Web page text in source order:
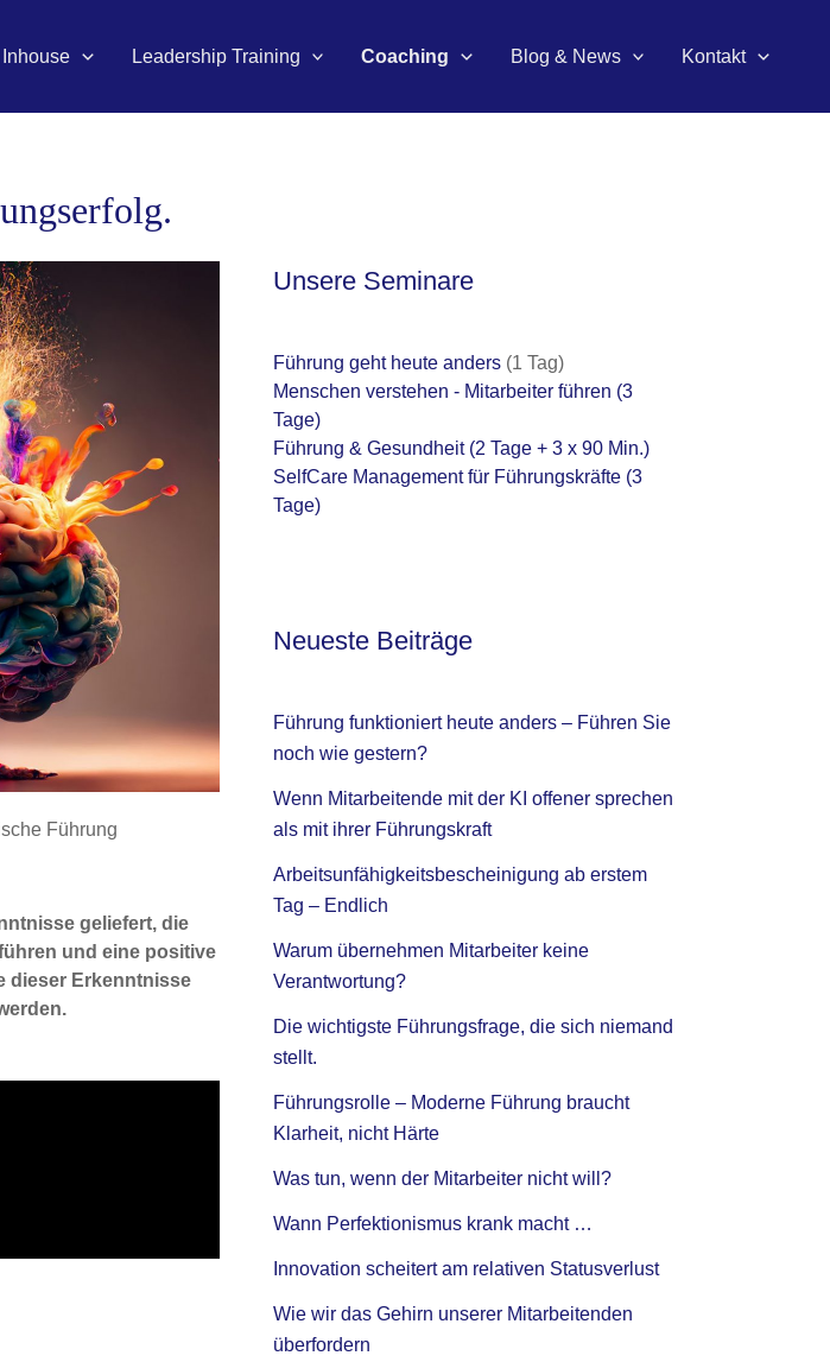
Inhouse Leadership Training Coaching Blog & News Kontakt
Führung
geliefert, die
und eine positive
dieser Erkenntnisse
Unsere Seminare
Führung geht heute anders (1 Tag)
Menschen verstehen - Mitarbeiter führen (3
Tage)
Führung & Gesundheit(2 Tage + 3 x 90 Min.)
SelfCare Management für Führungskräfte (3
Tage)
Neueste Beiträge
Führung funktioniert heute anders – Führen Sie
noch wie gestern?
Wenn Mitarbeitende mit der KI offener sprechen
als mit ihrer Führungskraft
Arbeitsunfähigkeitsbescheinigung ab erstem
Tag – Endlich
Warum übernehmen Mitarbeiter keine
Verantwortung?
Die wichtigste Führungsfrage, die sich niemand
stellt.
Führungsrolle – Moderne Führung braucht
Klarheit, nicht Härte
Was tun, wenn der Mitarbeiter nicht will?
Wann Perfektionismus krank macht …
Innovation scheitert am relativen Statusverlust
Wie wir das Gehirn unserer Mitarbeitenden
überfordern